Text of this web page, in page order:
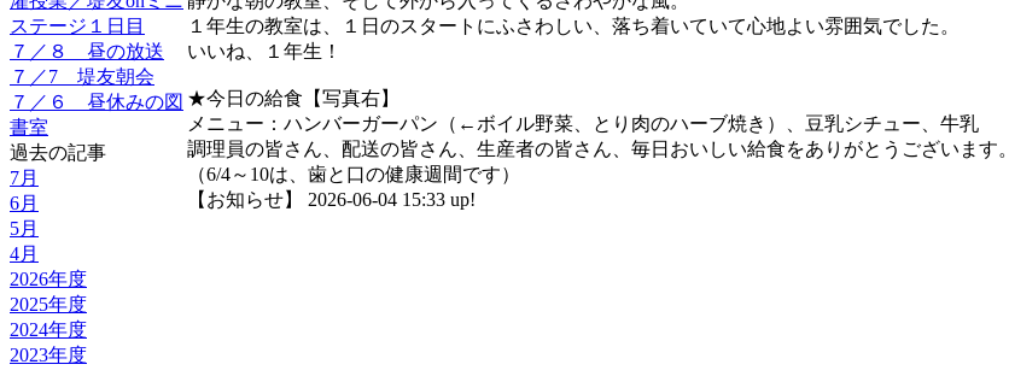
ステージ１日目
７／８ 昼の放送
７／7 堤友朝会
７／６ 昼休みの図
書室
過去の記事
7月
6月
5月
4月
2026年度
2025年度
2024年度
2023年度
１年生の教室は、１日のスタートにふさわしい、落ち着いていて心地よい雰囲気でした。
いいね、１年生！
★今日の給食【写真右】
メニュー：ハンバーガーパン（←ボイル野菜、とり肉のハーブ焼き）、豆乳シチュー、牛乳
調理員の皆さん、配送の皆さん、生産者の皆さん、毎日おいしい給食をありがとうございます。
（6/4～10は、歯と口の健康週間です）
【お知らせ】 2026-06-04 15:33 up!